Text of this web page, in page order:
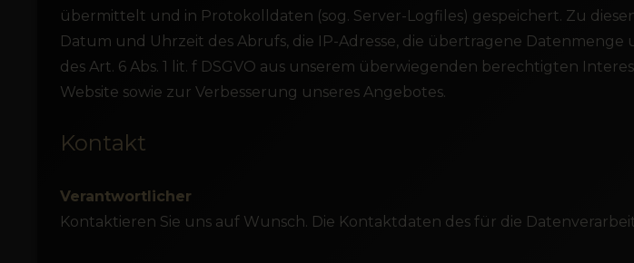
übermittelt und in Protokolldaten (sog. Server-Logfiles) gespeichert. Zu
Datum und Uhrzeit des Abrufs, die IP-Adresse, die übertragene
des Art. 6 Abs. 1 lit. f DSGVO aus unserem überwiegenden berechtigten
Website sowie zur Verbesserung unseres Angebotes.
Kontakt
Verantwortlicher
Kontaktieren Sie uns auf Wunsch. Die Kontaktdaten des für die